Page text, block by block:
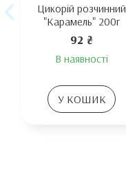
Цикорій розчинний
"Карамель" 200г
92 ₴
В наявності
У КОШИК